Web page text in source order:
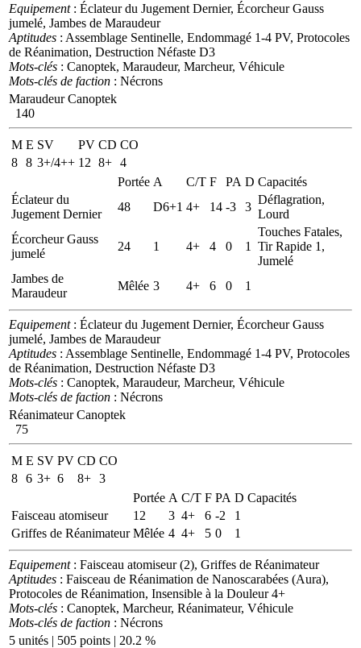
Equipement: Éclateur du Jugement Dernier, Écorcheur Gauss
jumelé, Jambes de Maraudeur
Aptitudes : Assemblage Sentinelle, Endommagé 1-4 PV, Protocoles
de Réanimation, Destruction Néfaste D3
Mots-clés : Canoptek, Maraudeur, Marcheur, Véhicule
Mots-clés de faction : Nécrons
Maraudeur Canoptek
140
M E SV PV CD CO
8 8 3+/4++ 12 8+ 4
Portée A C/T F PA D Capacités
Éclateur du
Jugement Dernier
48 D6+1 4+ 14 -3 3
Déflagration,
Lourd
Écorcheur Gauss
jumelé
24 1 4+ 4 0 1
Touches Fatales,
Tir Rapide 1,
Jumelé
Jambes de
Maraudeur
Mêlée 3 4+ 6 0 1
Equipement: Éclateur du Jugement Dernier, Écorcheur Gauss
jumelé, Jambes de Maraudeur
Aptitudes : Assemblage Sentinelle, Endommagé 1-4 PV, Protocoles
de Réanimation, Destruction Néfaste D3
Mots-clés : Canoptek, Maraudeur, Marcheur, Véhicule
Mots-clés de faction : Nécrons
Réanimateur Canoptek
75
M E SV PV CD CO
8 6 3+ 6 8+ 3
Portée A C/T F PA D Capacités
Faisceau atomiseur
12 3 4+ 6 -2
1
Griffes de Réanimateur Mêlée 4 4+ 5 0 1
Equipement: Faisceau atomiseur (2), Griffes de Réanimateur
Aptitudes : Faisceau de Réanimation de Nanoscarabées (Aura),
Protocoles de Réanimation, Insensible à la Douleur 4+
Mots-clés : Canoptek, Marcheur, Réanimateur, Véhicule
Mots-clés de faction : Nécrons
5 unités | 505 points | 20.2 %